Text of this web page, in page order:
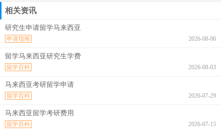
相关资讯
研究生申请留学马来西亚
2026-08-06
申请指南
留学马来西亚研究生学费
2026-08-03
留学百科
马来西亚考研留学申请
2026-07-29
留学百科
马来西亚留学考研费用
2026-07-15
留学百科